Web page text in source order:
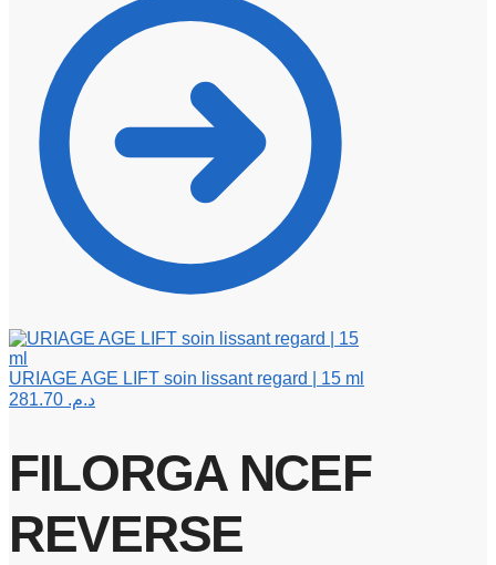
URIAGE AGE LIFT soin lissant regard | 15 ml
د.م.
FILORGA NCEF
REVERSE